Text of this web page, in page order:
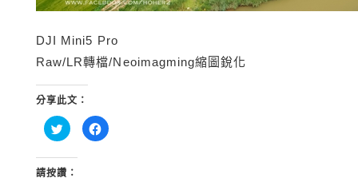
DJI Mini5 Pro
Raw/LR轉檔/Neoimagming縮圖銳化
分享此文：
分
享
Twitter(在
新
視
按
一
請按讚：